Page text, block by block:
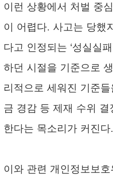
이런 상황에서 처벌 중
이 어렵다. 사고는 당했
다고 인정되는 ‘성실실
하던 시절을 기준으로
리적으로 세워진 기준들
금 경감 등 제재 수위
한다는 목소리가 커진다.
이와 관련 개인정보보